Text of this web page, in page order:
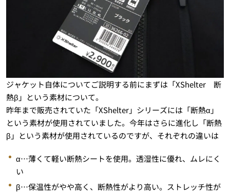
ジャケット自体についてご説明する前にまずは「XShelter 断
熱β」という素材について。
昨年まで販売されていた「XShelter」シリーズには「断熱α」
という素材が使用されていました。今年はさらに進化し「断熱
β」という素材が使用されているのですが、それぞれの違いは
α…薄くて軽い断熱シートを使用。透湿性に優れ、ムレにく
い
β…保温性がやや高く、断熱性がより高い。ストレッチ性が